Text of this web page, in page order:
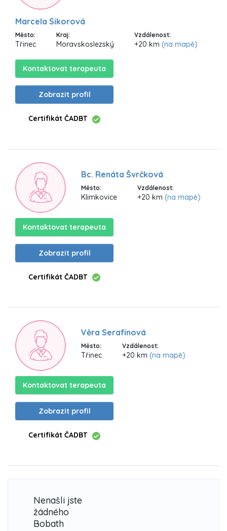
Marcela Sikorová
Město:
Třinec
Kraj:
Moravskoslezský
Vzdálenost:
+20 km (na mapě)
Kontaktovat terapeuta
Zobrazit profil
Certifikát ČADBT
Bc. Renáta Švrčková
Město:
Klimkovice
Vzdálenost:
+20 km (na mapě)
Kontaktovat terapeuta
Zobrazit profil
Certifikát ČADBT
Věra Serafinová
Město:
Třinec
Vzdálenost:
+20 km (na mapě)
Kontaktovat terapeuta
Zobrazit profil
Certifikát ČADBT
Nenašli jste
žádného
Bobath